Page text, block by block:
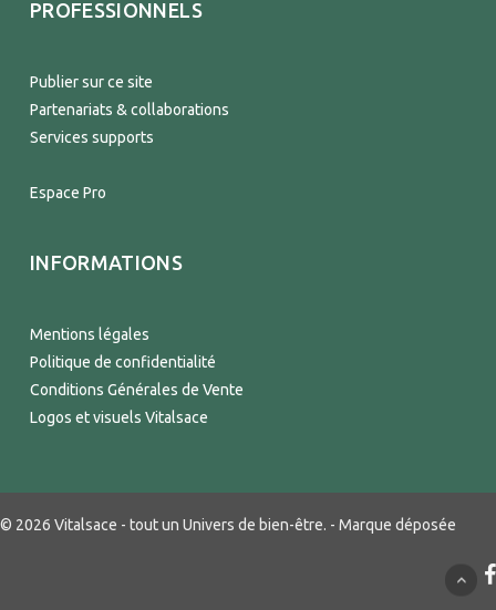
PROFESSIONNELS
Publier sur ce site
Partenariats & collaborations
Services supports
Espace Pro
INFORMATIONS
Mentions légales
Politique de confidentialité
Conditions Générales de Vente
Logos et visuels Vitalsace
© 2026 Vitalsace - tout un Univers de bien-être. - Marque déposée